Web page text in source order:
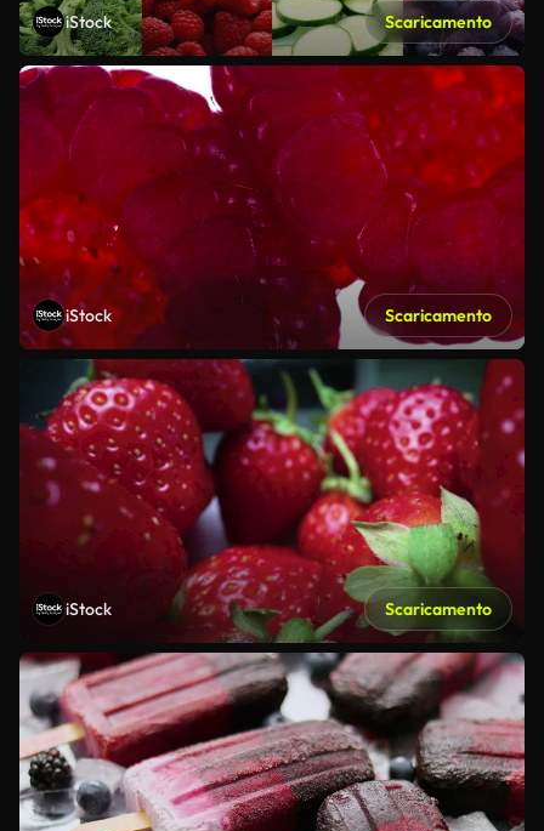
iStock Scaricamento
iStock Scaricamento
iStock Scaricamento